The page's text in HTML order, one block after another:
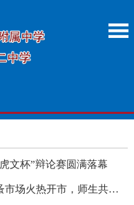
文杯”辩论赛圆满落幕
闽南师大附中（漳州二中）首届跳蚤市场火热开市，师生共赴爱心盛宴